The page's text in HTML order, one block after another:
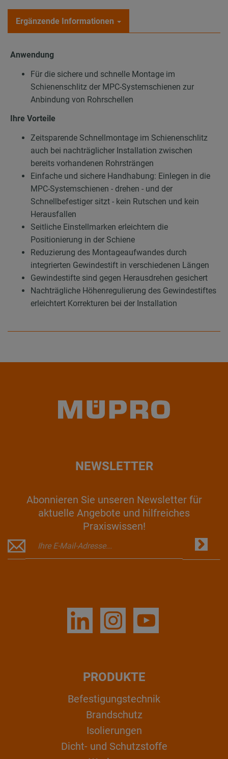
Ergänzende Informationen
Anwendung
Für die sichere und schnelle Montage im
Schienenschlitz der MPC-Systemschienen zur
Anbindung von Rohrschellen
Ihre Vorteile
Zeitsparende Schnellmontage im Schienenschlitz
auch bei nachträglicher Installation zwischen
bereits vorhandenen Rohrsträngen
Einfache und sichere Handhabung: Einlegen in die
MPC-Systemschienen - drehen - und der
Schnellbefestiger sitzt - kein Rutschen und kein
Herausfallen
Seitliche Einstellmarken erleichtern die
Positionierung in der Schiene
Reduzierung des Montageaufwandes durch
integrierten Gewindestift in verschiedenen Längen
Gewindestifte sind gegen Herausdrehen gesichert
Nachträgliche Höhenregulierung des Gewindestiftes
erleichtert Korrekturen bei der Installation
NEWSLETTER
Abonnieren Sie unseren Newsletter für
aktuelle Angebote und hilfreiches
Praxiswissen!
PRODUKTE
Befestigungstechnik
Brandschutz
Isolierungen
Dicht- und Schutzstoffe